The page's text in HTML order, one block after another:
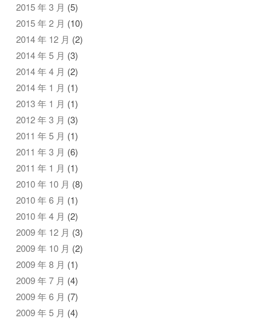
2015 年 3 月 (5)
2015 年 2 月 (10)
2014 年 12 月 (2)
2014 年 5 月 (3)
2014 年 4 月 (2)
2014 年 1 月 (1)
2013 年 1 月 (1)
2012 年 3 月 (3)
2011 年 5 月 (1)
2011 年 3 月 (6)
2011 年 1 月 (1)
2010 年 10 月 (8)
2010 年 6 月 (1)
2010 年 4 月 (2)
2009 年 12 月 (3)
2009 年 10 月 (2)
2009 年 8 月 (1)
2009 年 7 月 (4)
2009 年 6 月 (7)
2009 年 5 月 (4)